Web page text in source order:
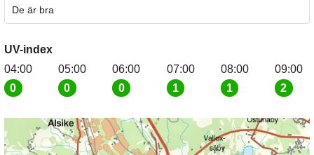
De är bra
UV-index
04:00
0
05:00
0
06:00
0
07:00
1
08:00
1
09:00
2